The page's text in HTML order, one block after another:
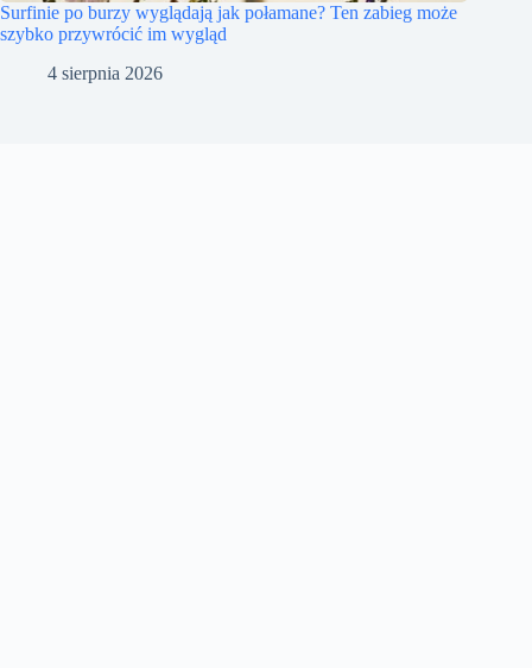
Surfinie po burzy wyglądają jak połamane? Ten zabieg może
szybko przywrócić im wygląd
4 sierpnia 2026